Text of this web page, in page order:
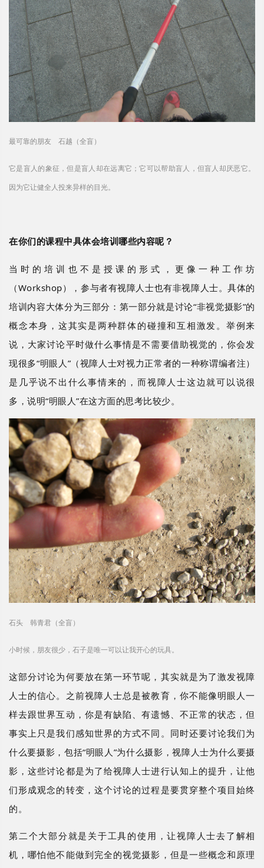
最可靠的朋友 石越（全盲）
它是盲人的象征，但是盲人却在远离它；它可以帮助盲人，但盲人却厌恶它。
因为它让健全人投来异样的目光。
在你们的课程中具体会培训哪些内容呢？
当时的培训也不是授课的形式，更像一种工作坊
（Workshop），参与者有视障人士也有非视障人士。具体的
培训内容大体分为三部分：第一部分就是讨论“非视觉摄影”的
概念本身，这其实是两种群体的碰撞和互相激发。举例来
说，大家讨论平时做什么事情是不需要借助视觉的，你会发
现很多“明眼人”（视障人士对视力正常者的一种称谓编者注）
是几乎说不出什么事情来的，而视障人士这边就可以说很
多，说明“明眼人”在这方面的思考比较少。
石头 韩青君（全盲）
小时候，朋友很少，石子是唯一可以让我开心的玩具。
这部分讨论为何要放在第一环节呢，其实就是为了激发视障
人士的信心。之前视障人士总是被教育，你不能像明眼人一
样去跟世界互动，你是有缺陷、有遗憾、不正常的状态，但
事实上只是我们感知世界的方式不同。同时还要讨论我们为
什么要摄影，包括“明眼人”为什么摄影，视障人士为什么要摄
影，这些讨论都是为了给视障人士进行认知上的提升，让他
们形成观念的转变，这个讨论的过程是要贯穿整个项目始终
的。
第二个大部分就是关于工具的使用，让视障人士去了解相
机，哪怕他不能做到完全的视觉摄影，但是一些概念和原理